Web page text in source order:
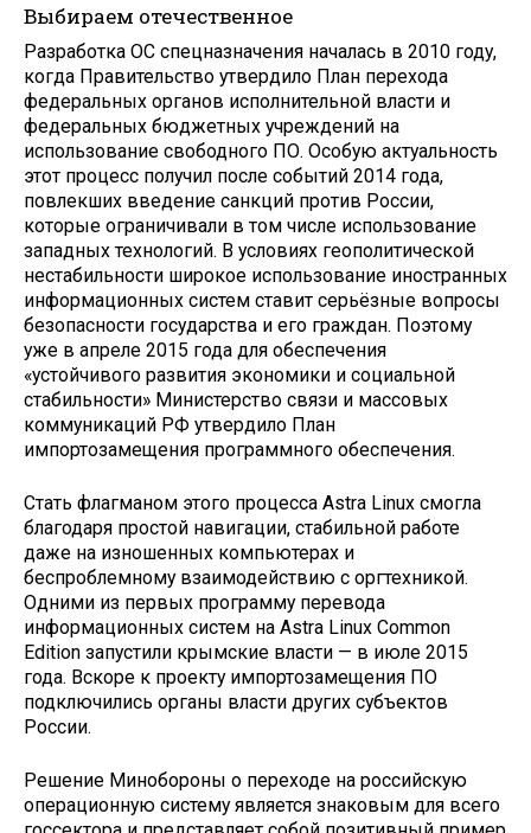
Выбираем отечественное
Разработка ОС спецназначения началась в 2010 году,
когда Правительство утвердило План перехода
федеральных органов исполнительной власти и
федеральных бюджетных учреждений на
использование свободного ПО. Особую актуальность
этот процесс получил после событий 2014 года,
повлекших введение санкций против России,
которые ограничивали в том числе использование
западных технологий. В условиях геополитической
нестабильности широкое использование иностранных
информационных систем ставит серьёзные вопросы
безопасности государства и его граждан. Поэтому
уже в апреле 2015 года для обеспечения
«устойчивого развития экономики и социальной
стабильности» Министерство связи и массовых
коммуникаций РФ утвердило План
импортозамещения программного обеспечения.
Стать флагманом этого процесса Astra Linux смогла
благодаря простой навигации, стабильной работе
даже на изношенных компьютерах и
беспроблемному взаимодействию с оргтехникой.
Одними из первых программу перевода
информационных систем на Astra Linux Common
Edition запустили крымские власти — в июле 2015
года. Вскоре к проекту импортозамещения ПО
подключились органы власти других субъектов
России.
Решение Минобороны о переходе на российскую
операционную систему является знаковым для всего